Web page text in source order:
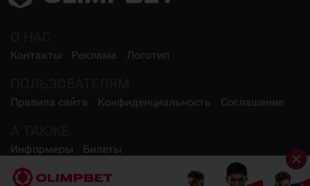
Контакты Реклама Логотип
Правила сайта Конфиденциальность Соглашение
Информеры Билеты
СОЦИАЛЬНЫЕ СЕТИ